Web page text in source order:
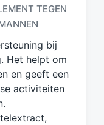
TEGEN
bij
Het helpt om
en geeft een
activiteiten